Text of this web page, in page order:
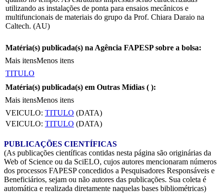
utilizando as instalações de ponta para ensaios mecânicos e
multifuncionais de materiais do grupo da Prof. Chiara Daraio na
Caltech. (AU)
Matéria(s) publicada(s) na Agência FAPESP sobre a bolsa:
Mais itensMenos itens
TITULO
Matéria(s) publicada(s) em Outras Mídias ( ):
Mais itensMenos itens
VEICULO: TITULO (DATA)
VEICULO: TITULO (DATA)
PUBLICAÇÕES CIENTÍFICAS
(As publicações científicas contidas nesta página são originárias da
Web of Science ou da SciELO, cujos autores mencionaram números
dos processos FAPESP concedidos a Pesquisadores Responsáveis e
Beneficiários, sejam ou não autores das publicações. Sua coleta é
automática e realizada diretamente naquelas bases bibliométricas)